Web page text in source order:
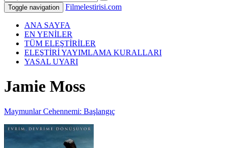
Toggle navigation Filmelestirisi.com
ANA SAYFA
EN YENİLER
TÜM ELEŞTİRİLER
ELEŞTİRİ YAYIMLAMA KURALLARI
YASAL UYARI
Jamie Moss
Maymunlar Cehennemi: Başlangıç